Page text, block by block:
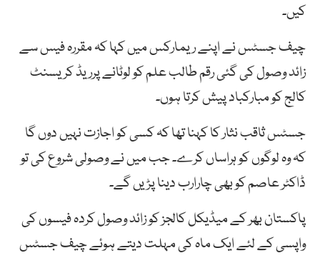
کیں۔
چیف جسٹس نے اپنے ریمارکس میں کہا کہ مقررہ فیس سے
زائد وصول کی گئی رقم طالب علم کو لوٹانے پرریڈ کریسنٹ
کالج کو مبارکباد پیش کرتا ہوں۔
جسٹس ثاقب نثار کا کہنا تھا کہ کسی کو اجازت نہیں دوں گا
کہ وہ لوگوں کو ہراساں کرے۔ جب میں نے وصولی شروع کی تو
ڈاکٹر عاصم کو بھی چارارب دینا پڑیں گے۔
پاکستان بھر کے میڈیکل کالجز کو زائد وصول کردہ فیسوں کی
واپسی کے لئے ایک ماہ کی مہلت دیتے ہوئے چیف جسٹس